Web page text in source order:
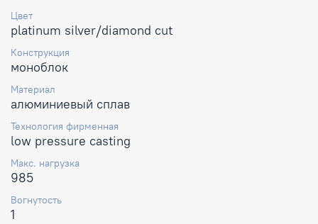
Цвет
platinum silver/diamond cut
Конструкция
моноблок
Материал
алюминиевый сплав
Технология фирменная
low pressure casting
Макс. нагрузка
985
Вогнутость
1